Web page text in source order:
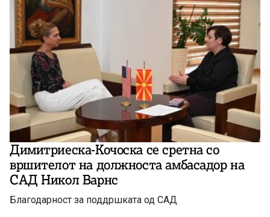
Димитриеска-Кочоска се сретна со
вршителот на должноста амбасадор на
САД Никол Варнс
Благодарност за поддршката од САД